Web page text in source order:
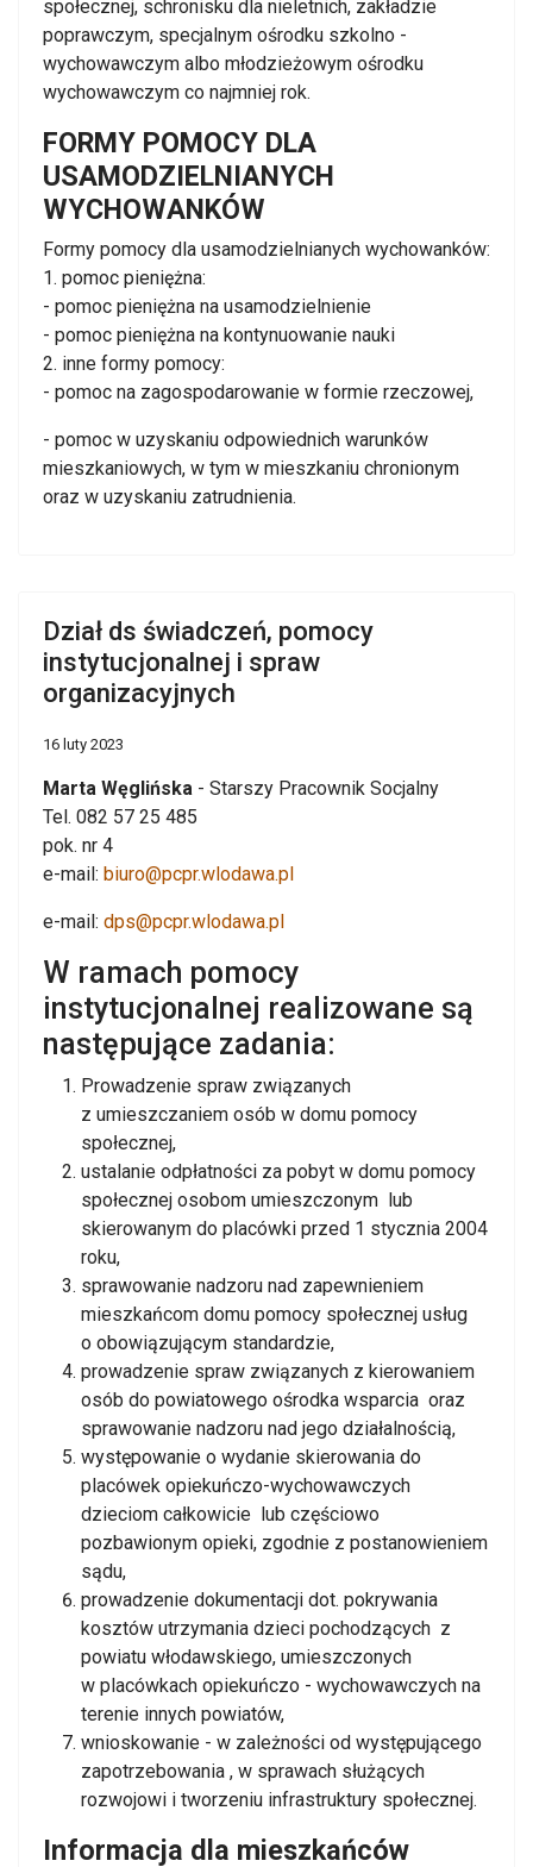
społecznej, schronisku dla nieletnich, zakładzie
poprawczym, specjalnym ośrodku szkolno -
wychowawczym albo młodzieżowym ośrodku
wychowawczym co najmniej rok.
FORMY POMOCY DLA
USAMODZIELNIANYCH
WYCHOWANKÓW
Formy pomocy dla usamodzielnianych wychowanków:
1. pomoc pieniężna:
- pomoc pieniężna na usamodzielnienie
- pomoc pieniężna na kontynuowanie nauki
2. inne formy pomocy:
- pomoc na zagospodarowanie w formie rzeczowej,
- pomoc w uzyskaniu odpowiednich warunków
mieszkaniowych, w tym w mieszkaniu chronionym
oraz w uzyskaniu zatrudnienia.
Dział ds świadczeń, pomocy
instytucjonalnej i spraw
organizacyjnych
16 luty 2023
Marta Węglińska - Starszy Pracownik Socjalny
Tel. 082 57 25 485
pok. nr 4
e-mail: biuro@pcpr.wlodawa.pl
e-mail: dps@pcpr.wlodawa.pl
W ramach pomocy
instytucjonalnej realizowane są
następujące zadania:
Prowadzenie spraw związanych
z umieszczaniem osób w domu pomocy
społecznej,
ustalanie odpłatności za pobyt w domu pomocy
społecznej osobom umieszczonym lub
skierowanym do placówki przed 1 stycznia 2004
roku,
sprawowanie nadzoru nad zapewnieniem
mieszkańcom domu pomocy społecznej usług
o obowiązującym standardzie,
prowadzenie spraw związanych z kierowaniem
osób do powiatowego ośrodka wsparcia oraz
sprawowanie nadzoru nad jego działalnością,
występowanie o wydanie skierowania do
placówek opiekuńczo-wychowawczych
dzieciom całkowicie lub częściowo
pozbawionym opieki, zgodnie z postanowieniem
sądu,
prowadzenie dokumentacji dot. pokrywania
kosztów utrzymania dzieci pochodzących z
powiatu włodawskiego, umieszczonych
w placówkach opiekuńczo - wychowawczych na
terenie innych powiatów,
wnioskowanie - w zależności od występującego
zapotrzebowania , w sprawach służących
rozwojowi i tworzeniu infrastruktury społecznej.
Informacja dla mieszkańców